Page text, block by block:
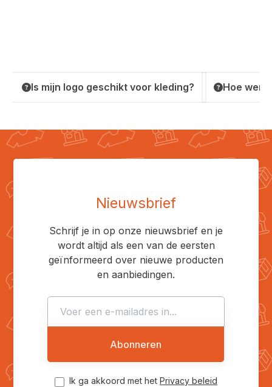
Is mijn logo geschikt voor kleding? Hoe
Nieuwsbrief
Schrijf je in op onze nieuwsbrief en je
wordt altijd als een van de eersten
geïnformeerd over nieuwe producten
en aanbiedingen.
Abonneren
Ik ga akkoord met het Privacy beleid